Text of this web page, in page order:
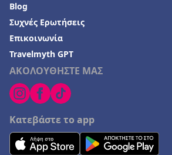
Ξενοδοχεία στη Γερακινή
Ξενοδοχεία στον Τυρό
Ξενοδοχεία στο Κιλκίς
Ξενοδοχεία σε Αντίπαξοι
Ξενοδοχεία σε Κάτω Αλεποχώρι
Ξενοδοχεία στον Νέο Μαρμαρά
ΑΚΟΛΟΥΘΗΣΤΕ ΜΑΣ
Κατεβάστε το app
Blog
Συχνές Ερωτήσεις
Επικοινωνία
Travelmyth GPT